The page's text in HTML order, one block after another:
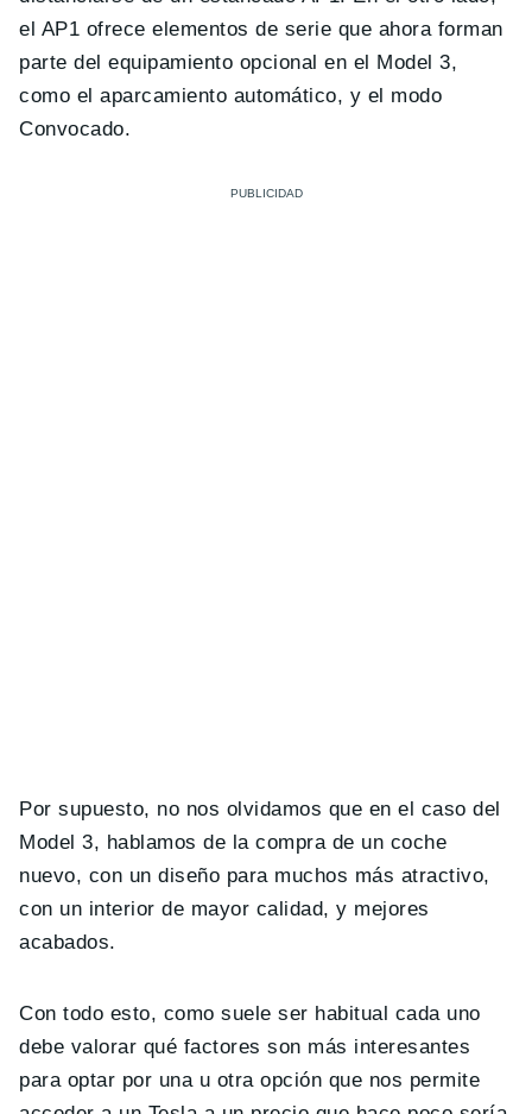
el AP1 ofrece elementos de serie que ahora forman
parte del equipamiento opcional en el Model 3,
como el aparcamiento automático, y el modo
Convocado.
Por supuesto, no nos olvidamos que en el caso del
Model 3, hablamos de la compra de un coche
nuevo, con un diseño para muchos más atractivo,
con un interior de mayor calidad, y mejores
acabados.
Con todo esto, como suele ser habitual cada uno
debe valorar qué factores son más interesantes
para optar por una u otra opción que nos permite